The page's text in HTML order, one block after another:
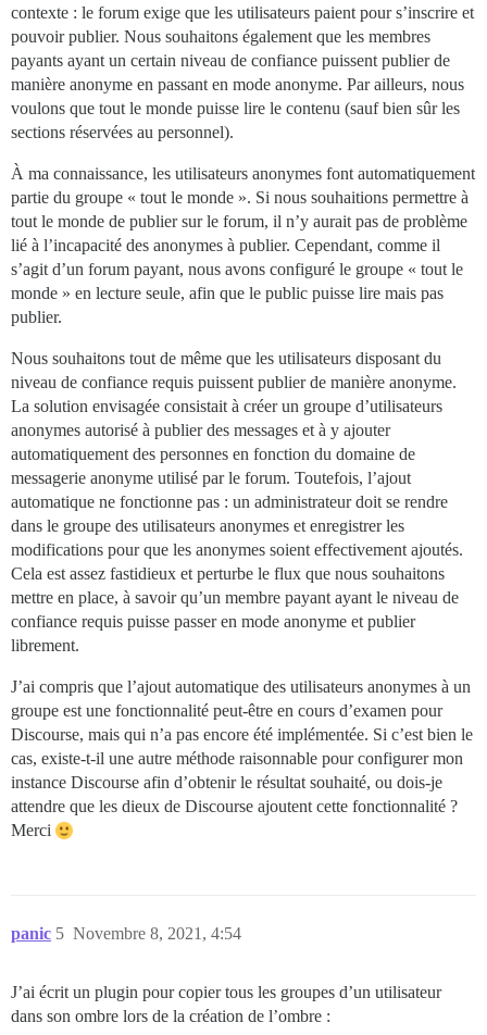
contexte : le forum exige que les utilisateurs paient pour s’inscrire et
pouvoir publier. Nous souhaitons également que les membres
payants ayant un certain niveau de confiance puissent publier de
manière anonyme en passant en mode anonyme. Par ailleurs, nous
voulons que tout le monde puisse lire le contenu (sauf bien sûr les
sections réservées au personnel).
À ma connaissance, les utilisateurs anonymes font automatiquement
partie du groupe « tout le monde ». Si nous souhaitions permettre à
tout le monde de publier sur le forum, il n’y aurait pas de problème
lié à l’incapacité des anonymes à publier. Cependant, comme il
s’agit d’un forum payant, nous avons configuré le groupe « tout le
monde » en lecture seule, afin que le public puisse lire mais pas
publier.
Nous souhaitons tout de même que les utilisateurs disposant du
niveau de confiance requis puissent publier de manière anonyme.
La solution envisagée consistait à créer un groupe d’utilisateurs
anonymes autorisé à publier des messages et à y ajouter
automatiquement des personnes en fonction du domaine de
messagerie anonyme utilisé par le forum. Toutefois, l’ajout
automatique ne fonctionne pas : un administrateur doit se rendre
dans le groupe des utilisateurs anonymes et enregistrer les
modifications pour que les anonymes soient effectivement ajoutés.
Cela est assez fastidieux et perturbe le flux que nous souhaitons
mettre en place, à savoir qu’un membre payant ayant le niveau de
confiance requis puisse passer en mode anonyme et publier
librement.
J’ai compris que l’ajout automatique des utilisateurs anonymes à un
groupe est une fonctionnalité peut-être en cours d’examen pour
Discourse, mais qui n’a pas encore été implémentée. Si c’est bien le
cas, existe-t-il une autre méthode raisonnable pour configurer mon
instance Discourse afin d’obtenir le résultat souhaité, ou dois-je
attendre que les dieux de Discourse ajoutent cette fonctionnalité ?
Merci
panic Novembre 8, 2021, 4:54
5
J’ai écrit un plugin pour copier tous les groupes d’un utilisateur
dans son ombre lors de la création de l’ombre :